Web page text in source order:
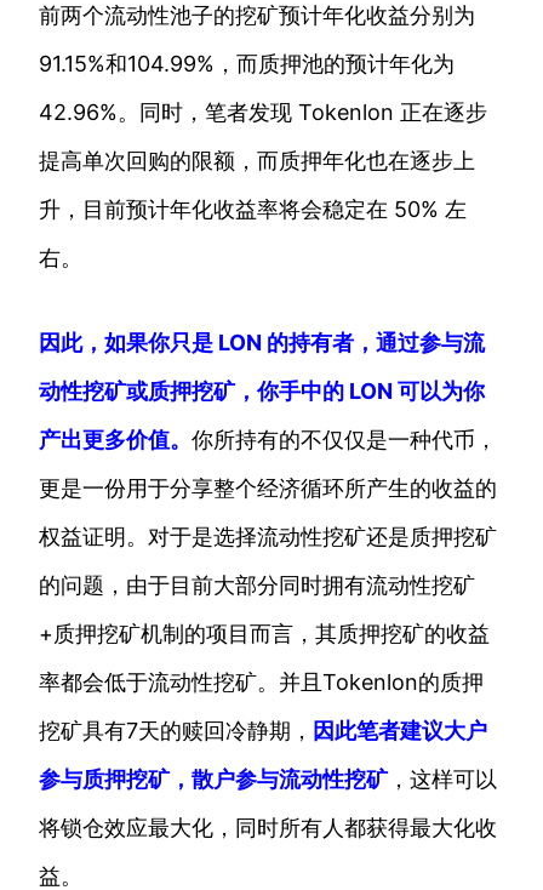
前两个流动性池子的挖矿预计年化收益分别为
91.15%和104.99%，而质押池的预计年化为
42.96%。同时，笔者发现 Tokenlon 正在逐步
提高单次回购的限额，而质押年化也在逐步上
升，目前预计年化收益率将会稳定在 50% 左
右。
因此，如果你只是 LON 的持有者，通过参与流
动性挖矿或质押挖矿，你手中的 LON 可以为你
产出更多价值。 你所持有的不仅仅是一种代币，
更是一份用于分享整个经济循环所产生的收益的
权益证明。对于是选择流动性挖矿还是质押挖矿
的问题，由于目前大部分同时拥有流动性挖矿
+质押挖矿机制的项目而言，其质押挖矿的收益
率都会低于流动性挖矿。并且Tokenlon的质押
挖矿具有7天的赎回冷静期， 因此笔者建议大户
参与质押挖矿，散户参与流动性挖矿，这样可以
将锁仓效应最大化，同时所有人都获得最大化收
益。